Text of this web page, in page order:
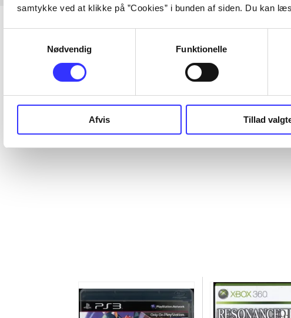
samtykke ved at klikke på ”Cookies” i bunden af siden. Du kan
Nødvendig
Funktionelle
Afvis Tillad
...